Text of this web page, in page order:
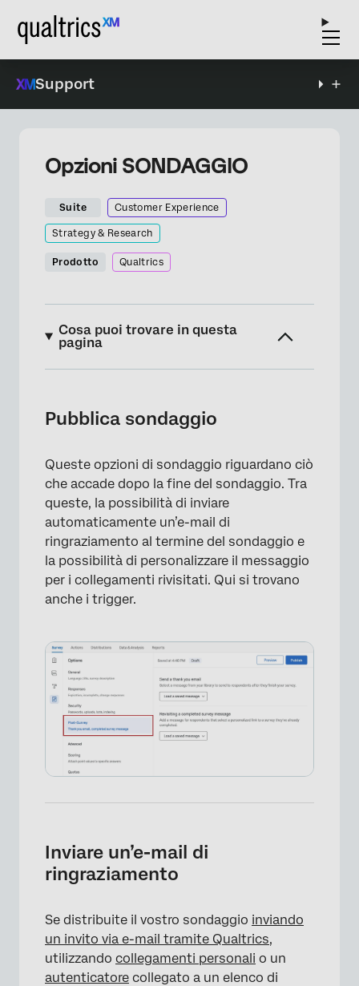
Support
Opzioni SONDAGGIO
Suite Customer Experience
Strategy & Research
Prodotto Qualtrics
Cosa puoi trovare in questa
pagina
Inviare un’e-mail di ringraziamento
completato
E-MAIL TRIGGER: Gestire i trigger delle e-mail
Gestire i flussi di lavoro dell’elenco di
contatti
Opzioni di sondaggio in diversi tipi di
progetti
Pubblica sondaggio
Queste opzioni di sondaggio riguardano ciò
che accade dopo la fine del sondaggio. Tra
queste, la possibilità di inviare
automaticamente un’e-mail di
ringraziamento al termine del sondaggio e
la possibilità di personalizzare il messaggio
per i collegamenti rivisitati. Qui si trovano
anche i trigger.
Inviare un’e-mail di
ringraziamento
Se distribuite il vostro sondaggio inviando
un invito via e-mail tramite Qualtrics,
utilizzando collegamenti personali o un
autenticatore collegato a un elenco di